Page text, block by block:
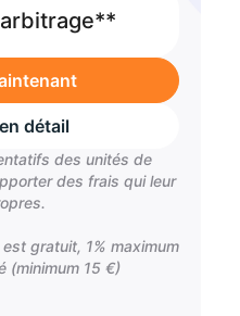
détail
des unités de
des frais qui leur
gratuit, 1% maximum
(minimum 15 €)